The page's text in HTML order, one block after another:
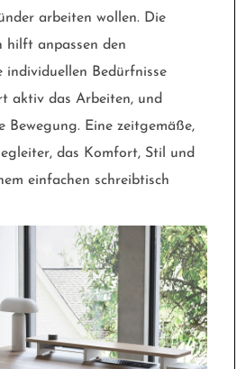
arbeiten wollen. Die
hilft anpassen den
individuellen Bedürfnisse
aktiv das Arbeiten, und
Eine zeitgemäße,
das Komfort, Stil und
einfachen schreibtisch